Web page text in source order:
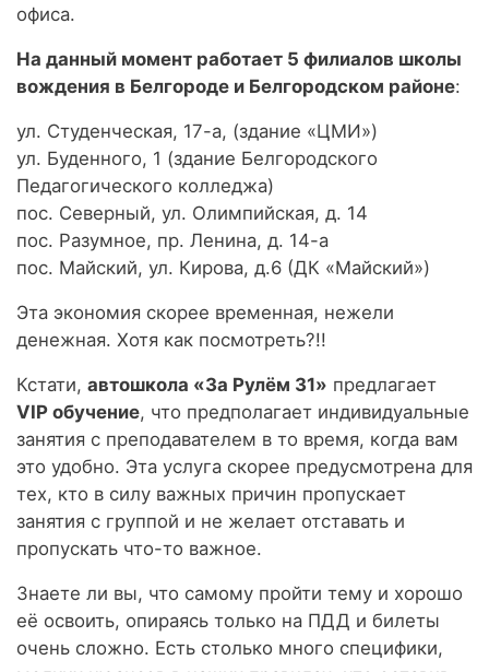
офиса.
На данный момент работает 5 филиалов школы
вождения в Белгороде и Белгородском районе:
ул. Студенческая, 17-а, (здание «ЦМИ»)
ул. Буденного, 1 (здание Белгородского
Педагогического колледжа)
пос. Северный, ул. Олимпийская, д. 14
пос. Разумное, пр. Ленина, д. 14-а
пос. Майский, ул. Кирова, д.6 (ДК «Майский»)
Эта экономия скорее временная, нежели
денежная. Хотя как посмотреть?!!
Кстати, автошкола «За Рулём 31» предлагает
VIP обучение, что предполагает индивидуальные
занятия с преподавателем в то время, когда вам
это удобно. Эта услуга скорее предусмотрена для
тех, кто в силу важных причин пропускает
занятия с группой и не желает отставать и
пропускать что-то важное.
Знаете ли вы, что самому пройти тему и хорошо
её освоить, опираясь только на ПДД и билеты
очень сложно. Есть столько много специфики,